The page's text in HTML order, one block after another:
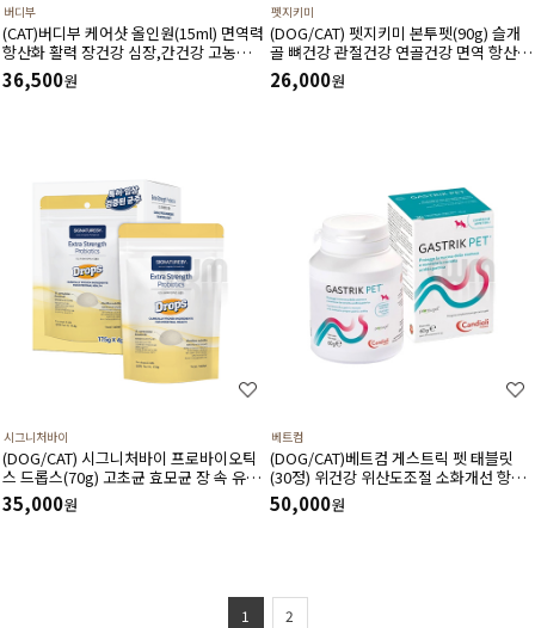
버디부
(CAT)버디부 케어샷 올인원(15ml) 면역력
항산화 활력 장건강 심장,간건강 고농축
고흡수 영양제
36,500원
펫지키미
(DOG/CAT) 펫지키미 본투펫(90g) 슬개
골 뼈건강 관절건강 연골건강 면역 항산화
염증 소화기에 도움
26,000원
시그니처바이
(DOG/CAT) 시그니처바이 프로바이오틱
스 드롭스(70g) 고초균 효모균 장 속 유해
균 케어로 무른변 항생제성 설사 예민한장
에 도움
35,000원
베트컴
(DOG/CAT)베트컴 게스트릭 펫 태블릿
(30정) 위건강 위산도조절 소화개선 항산
화에 도움
50,000원
1 2